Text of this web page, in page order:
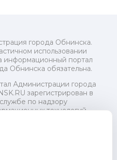
города Обнинска.
использовании
информационный портал
Обнинска обязательна.
Администрации города
зарегистрирован в
по надзору
технологий
(Роскомнадзор) 24 июля
года.
Эл № ФС77-73321
(исполнительно-